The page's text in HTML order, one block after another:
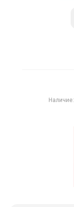
Наличие: